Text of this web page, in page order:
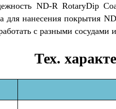
ND-R RotaryDip
для нанесения покрытия
с разными
Тех.